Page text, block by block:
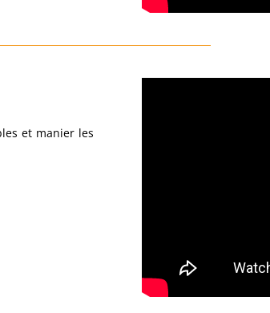
et manier les